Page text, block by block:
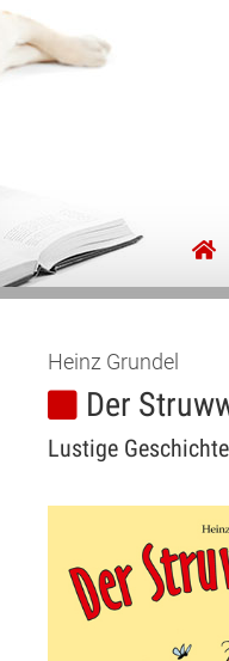
Heinz Grundel
Der
Lustige